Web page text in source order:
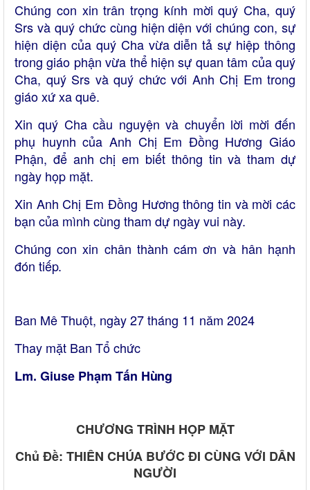
Chúng con xin trân trọng kính mời quý Cha, quý
Srs và quý chức cùng hiện diện với chúng con, sự
hiện diện của quý Cha vừa diễn tả sự hiệp thông
trong giáo phận vừa thể hiện sự quan tâm của quý
Cha, quý Srs và quý chức với Anh Chị Em trong
giáo xứ xa quê.
Xin quý Cha cầu nguyện và chuyển lời mời đến
phụ huynh của Anh Chị Em Đồng Hương Giáo
Phận, để anh chị em biết thông tin và tham dự
ngày họp mặt.
Xin Anh Chị Em Đồng Hương thông tin và mời các
bạn của mình cùng tham dự ngày vui này.
Chúng con xin chân thành cám ơn và hân hạnh
đón tiếp.
Ban Mê Thuột, ngày 27 tháng 11 năm 2024
Thay mặt Ban Tổ chức
Lm. Giuse Phạm Tấn Hùng
CHƯƠNG TRÌNH HỌP MẶT
Chủ Đề: THIÊN CHÚA BƯỚC ĐI CÙNG VỚI DÂN
NGƯỜI